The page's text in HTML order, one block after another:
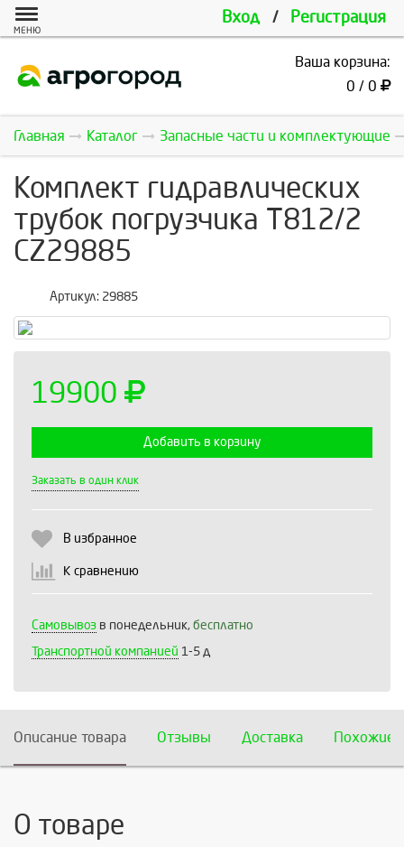
Вход / Регистрация
МЕНЮ
Ваша корзина:
0 / 0
Главная Каталог Запасные части и комплектующие
Комплект гидравлических
трубок погрузчика Т812/2
CZ29885
Артикул: 29885
19900
Добавить в корзину
Заказать в один клик
В избранное
К сравнению
Самовывоз в понедельник, бесплатно
Транспортной компанией 1-5 д
Описание товара Отзывы Доставка Похожие
О товаре